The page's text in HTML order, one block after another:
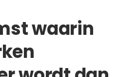
waarin